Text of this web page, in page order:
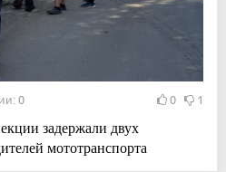
0 0 1
задержали двух
мототранспорта